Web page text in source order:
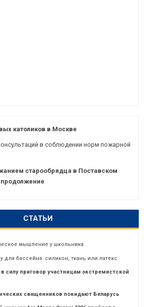
католиков в Москве
в соблюдении норм пожарной
старообрядца в Поставском
продолжение
СТАТЬИ
мышление у школьника
для бассейна: силикон, ткань или латекс
силу приговор участницам экстремистской
священников покидают Беларусь